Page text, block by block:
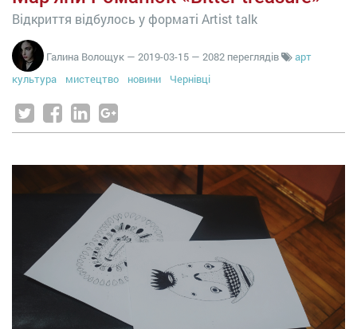
Відкриття відбулось у форматі Artist talk
Галина Волощук — 2019-03-15 — 2082 переглядів
арт
культура
мистецтво новини Чернівці